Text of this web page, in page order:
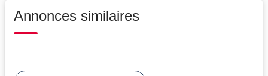
Annonces similaires